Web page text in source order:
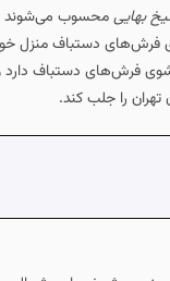
بهاییمحسوب می‌شوند
دستباف منزل خود
فرش‌های دستباف دارد و
را جلب کند.